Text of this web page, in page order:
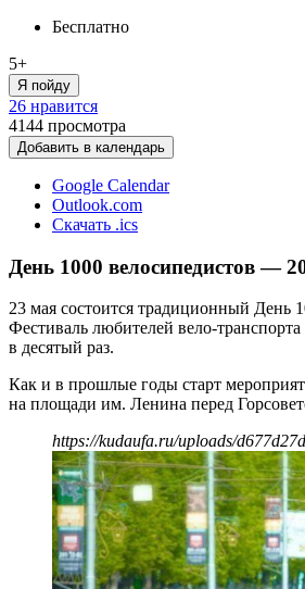
Бесплатно
5+
Я пойду
26 нравится
4144 просмотра
Добавить в календарь
Google Calendar
Outlook.com
Скачать .ics
День 1000 велосипедистов —
23 мая состоится традиционный День
Фестиваль любителей вело-
в десятый раз.
Как и в прошлые годы старт
на площади им. Ленина перед
https://kudaufa.ru/uploads/